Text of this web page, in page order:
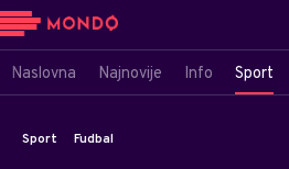
Naslovna Najnovije Info Sport
Sport Fudbal